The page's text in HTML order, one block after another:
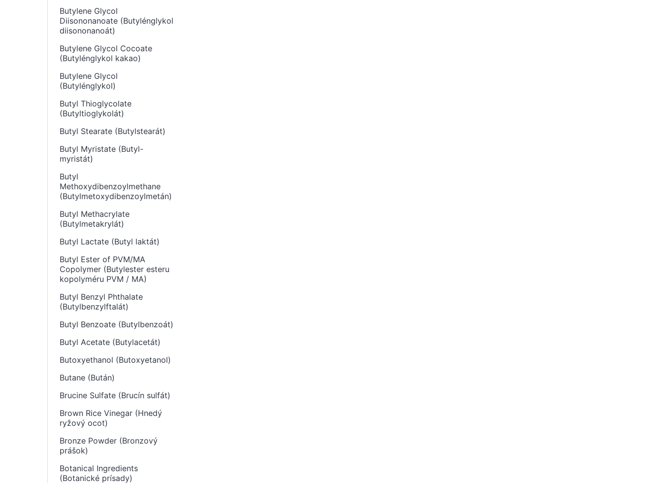
Butylene Glycol
Diisononanoate (Butylénglykol
diisononanoát)
Butylene Glycol Cocoate
(Butylénglykol kakao)
Butylene Glycol
(Butylénglykol)
Butyl Thioglycolate
(Butyltioglykolát)
Butyl Stearate (Butylstearát)
Butyl Myristate (Butyl-
myristát)
Butyl
Methoxydibenzoylmethane
(Butylmetoxydibenzoylmetán)
Butyl Methacrylate
(Butylmetakrylát)
Butyl Lactate (Butyl laktát)
Butyl Ester of PVM/MA
Copolymer (Butylester esteru
kopolyméru PVM / MA)
Butyl Benzyl Phthalate
(Butylbenzylftalát)
Butyl Benzoate (Butylbenzoát)
Butyl Acetate (Butylacetát)
Butoxyethanol (Butoxyetanol)
Butane (Bután)
Brucine Sulfate (Brucín sulfát)
Brown Rice Vinegar (Hnedý
ryžový ocot)
Bronze Powder (Bronzový
prášok)
Botanical Ingredients
(Botanické prísady)